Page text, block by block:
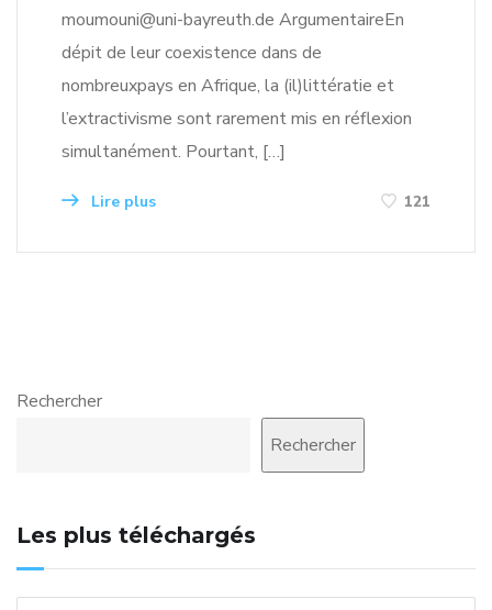
moumouni@uni-bayreuth.de ArgumentaireEn
dépit de leur coexistence dans de
nombreuxpays en Afrique, la (il)littératie et
l’extractivisme sont rarement mis en réflexion
simultanément. Pourtant, […]
Lire plus 121
Rechercher
Rechercher
Les plus téléchargés